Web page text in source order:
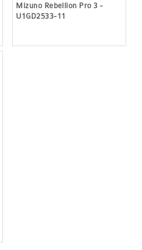
Mizuno Rebellion Pro 3 -
U1GD2533-11